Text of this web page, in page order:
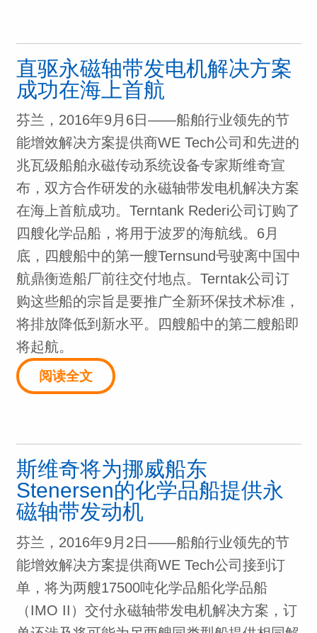
直驱永磁轴带发电机解决方案
成功在海上首航
芬兰，2016年9月6日——船舶行业领先的节
能增效解决方案提供商WE Tech公司和先进的
兆瓦级船舶永磁传动系统设备专家斯维奇宣
布，双方合作研发的永磁轴带发电机解决方案
在海上首航成功。Terntank Rederi公司订购了
四艘化学品船，将用于波罗的海航线。6月
底，四艘船中的第一艘Ternsund号驶离中国中
航鼎衡造船厂前往交付地点。Terntak公司订
购这些船的宗旨是要推广全新环保技术标准，
将排放降低到新水平。四艘船中的第二艘船即
将起航。
阅读全文
斯维奇将为挪威船东
Stenersen的化学品船提供永
磁轴带发动机
芬兰，2016年9月2日——船舶行业领先的节
能增效解决方案提供商WE Tech公司接到订
单，将为两艘17500吨化学品船化学品船
（IMO II）交付永磁轴带发电机解决方案，订